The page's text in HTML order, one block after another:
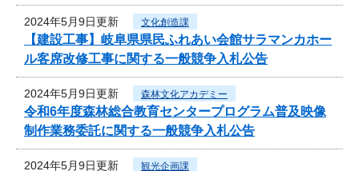
2024年5月9日更新 文化創造課
【建設工事】岐阜県県民ふれあい会館サラマンカホー
ル客席改修工事に関する一般競争入札公告
2024年5月9日更新 森林文化アカデミー
令和6年度森林総合教育センタープログラム普及映像
制作業務委託に関する一般競争入札公告
2024年5月9日更新 観光企画課